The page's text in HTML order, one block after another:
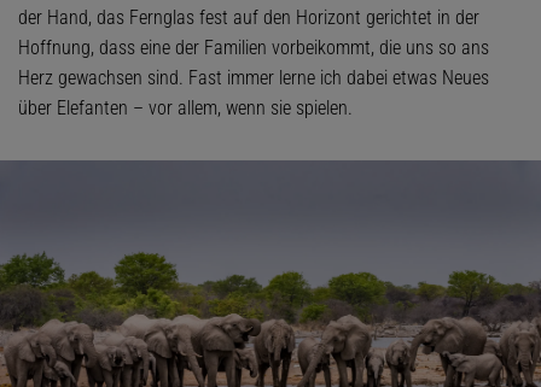
der Hand, das Fernglas fest auf den Horizont gerichtet in der
Hoffnung, dass eine der Familien vorbeikommt, die uns so ans
Herz gewachsen sind. Fast immer lerne ich dabei etwas Neues
über Elefanten – vor allem, wenn sie spielen.